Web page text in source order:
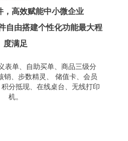
，高效赋能中小微企业
自由搭建个性化功能最大程
度满足
表单、自助买单、商品三级分
销、步数精灵、 储值卡、会员
分抵现、在线桌台、无线打印
机。